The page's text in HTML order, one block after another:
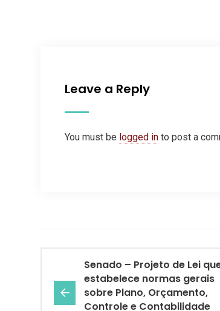
Leave a Reply
You must be logged in to post a
Senado – Projeto de Lei
estabelece normas gerais
sobre Plano, Orçamento,
Controle e Contabilidade